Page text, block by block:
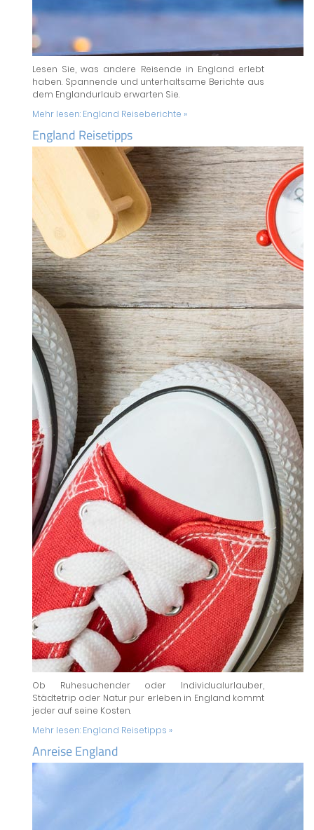
Lesen Sie, was andere Reisende in England erlebt
haben. Spannende und unterhaltsame Berichte aus
dem Englandurlaub erwarten Sie.
Mehr lesen: England Reiseberichte »
England Reisetipps
Ob Ruhesuchender oder Individualurlauber,
Städtetrip oder Natur pur erleben in England kommt
jeder auf seine Kosten.
Mehr lesen: England Reisetipps »
Anreise England